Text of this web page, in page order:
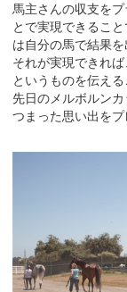
馬主さんの収支を
とで実現できるこ
は自分の馬で結果
それが実現できれ
というものを伝え
先日のメルボルン
つまった思い出をプ